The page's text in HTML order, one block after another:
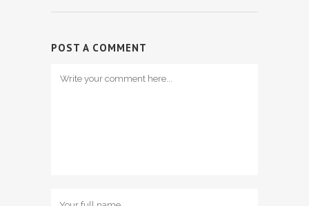
POST A COMMENT